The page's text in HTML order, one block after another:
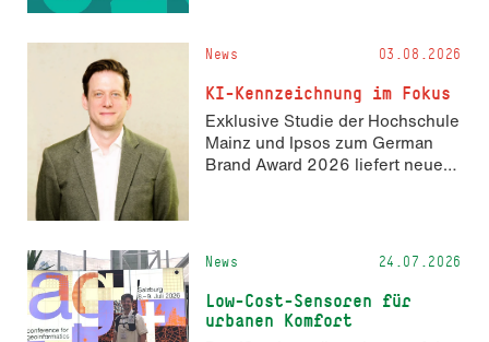
Hackathon hack4GDI_DE an der
Hochschule Mainz aus. Die
Anmeldung ist geöffnet und bis
zum 2. Oktober 2026 möglich.
News 03.08.2026
KI-Kennzeichnung im Fokus
Exklusive Studie der Hochschule
Mainz und Ipsos zum German
Brand Award 2026 liefert neue
News 24.07.2026
Low-Cost-Sensoren für
urbanen Komfort